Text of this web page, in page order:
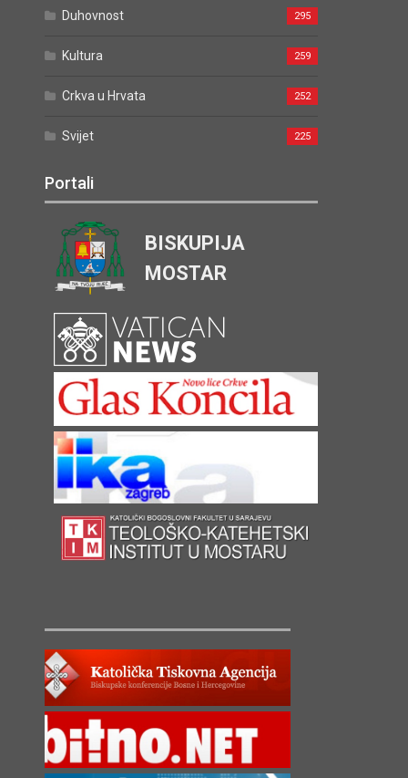
Duhovnost 295
Kultura 259
Crkva u Hrvata 252
Svijet 225
Portali
BISKUPIJA
MOSTAR